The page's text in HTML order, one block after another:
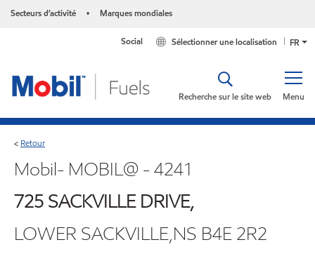
Secteurs d’activité • Marques mondiales
FR
Sélectionner une localisation
Social
Menu
Recherche sur le site web
< Retour
Mobil- MOBIL@ - 4241
725 SACKVILLE DRIVE,
LOWER SACKVILLE,NS B4E 2R2